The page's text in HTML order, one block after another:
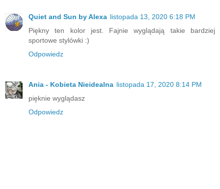
Quiet and Sun by Alexa listopada 13, 2020 6:18 PM
Piękny ten kolor jest. Fajnie wyglądają takie bardziej
sportowe stylówki :)
Odpowiedz
Ania - Kobieta Nieidealna listopada 17, 2020 8:14 PM
pięknie wyglądasz
Odpowiedz